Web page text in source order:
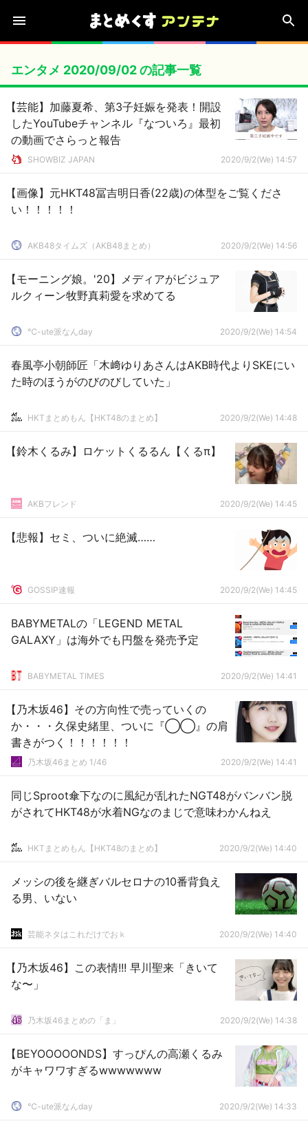
エンタメ 2020/09/02 の記事一覧
【芸能】加藤夏希、第3子妊娠を発表！開設
したYouTubeチャンネル『なついろ』最初
の動画でさらっと報告
SHOWBIZ JAPAN 2020/9/2(We) 14:57
【画像】元HKT48冨吉明日香(22歳)の体型をご覧くださ
い！！！！！
AKB48タイムズ（AKB48まとめ） 2020/9/2(We) 14:56
【モーニング娘。'20】メディアがビジュア
ルクィーン牧野真莉愛を求めてる
℃-ute派なんday 2020/9/2(We) 14:54
春風亭小朝師匠「木﨑ゆりあさんはAKB時代よりSKEにい
た時のほうがのびのびしていた」
HKTまとめもん【HKT48のまとめ】 2020/9/2(We) 14:48
【鈴木くるみ】ロケットくるるん【くるπ】
AKBフレンド 2020/9/2(We) 14:45
【悲報】セミ、ついに絶滅……
GOSSIP速報 2020/9/2(We) 14:45
BABYMETALの「LEGEND METAL
GALAXY」は海外でも円盤を発売予定
BABYMETAL TIMES 2020/9/2(We) 14:41
【乃木坂46】その方向性で売っていくの
か・・・久保史緒里、ついに『◯◯』の肩
書きがつく！！！！！！
乃木坂46まとめ 1/46 2020/9/2(We) 14:41
同じSproot傘下なのに風紀が乱れたNGT48がバンバン脱
がされてHKT48が水着NGなのまじで意味わかんねえ
HKTまとめもん【HKT48のまとめ】 2020/9/2(We) 14:40
メッシの後を継ぎバルセロナの10番背負え
る男、いない
芸能ネタはこれだけでおｋ 2020/9/2(We) 14:40
【乃木坂46】この表情!!! 早川聖来「きいて
な〜」
乃木坂46まとめの「ま」 2020/9/2(We) 14:38
【BEYOOOOONDS】すっぴんの高瀬くるみ
がキャワワすぎるwwwwwww
℃-ute派なんday 2020/9/2(We) 14:33